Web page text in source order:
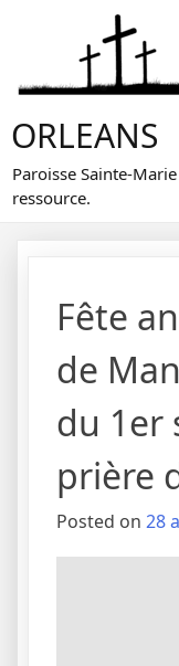
ORLEANS
Paroisse Sainte-
ressource.
Fête
de
du 1er
prière
Posted on 28